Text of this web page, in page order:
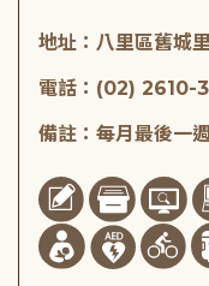
地址：八里區舊城
電話：(02) 2610-
備註：每月最後一